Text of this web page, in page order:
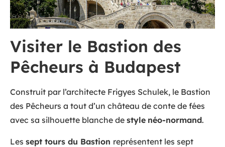
Visiter le Bastion des
Pêcheurs à Budapest
Construit par l’architecte Frigyes Schulek, le Bastion
des Pêcheurs a tout d’un château de conte de fées
avec sa silhouette blanche de style néo-normand.
Les sept tours du Bastion représentent les sept